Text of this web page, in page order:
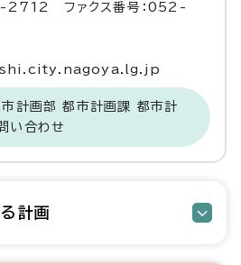
2712 ファクス番号：052-
計画部 都市計画課 都市計
い合わせ
計画